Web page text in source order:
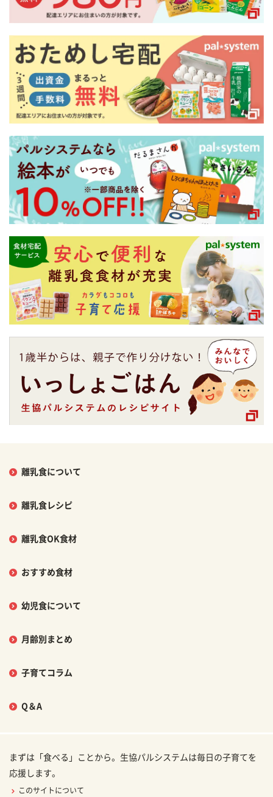
離乳食について
離乳食レシピ
離乳食OK食材
おすすめ食材
幼児食について
月齢別まとめ
子育てコラム
Q＆A
まずは「食べる」ことから。生協パルシステムは毎日の子育てを
応援します。
このサイトについて